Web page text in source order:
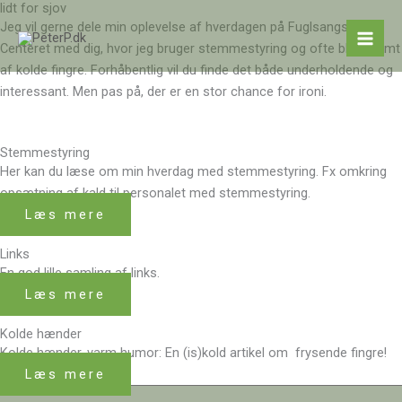
Gå
til
indholdet
lidt for sjov
Jeg vil gerne dele min oplevelse af hverdagen på Fuglsangsø
Centeret med dig, hvor jeg bruger stemmestyring og ofte bliver ramt
af kolde fingre. Forhåbentlig vil du finde det både underholdende og
interessant. Men pas på, der er en stor chance for ironi.
Stemmestyring
Her kan du læse om min hverdag med stemmestyring. Fx omkring
opsætning af kald til personalet med stemmestyring.
Læs mere
Links
En god lille samling af links.
Læs mere
Kolde hænder
Kolde hænder, varm humor: En (is)kold artikel om frysende fingre!
Læs mere